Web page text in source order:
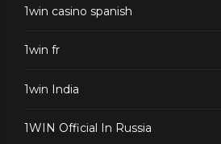
1win casino spanish
1win fr
1win India
1WIN Official In Russia